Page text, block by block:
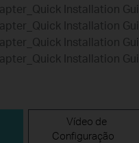
Installation
Installation
Installation
Installation
Vídeo de
Configuração